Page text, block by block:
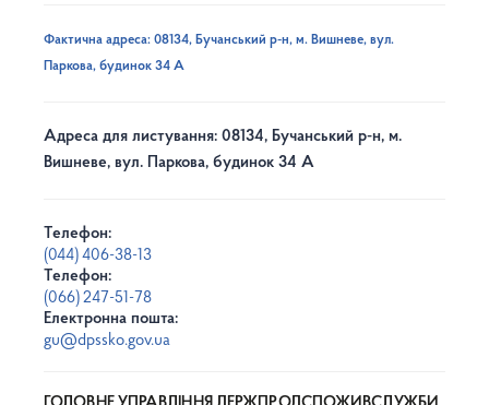
Фактична адреса: 08134, Бучанський р-н, м. Вишневе, вул.
Паркова, будинок 34 А
Адреса для листування: 08134, Бучанський р-н, м.
Вишневе, вул. Паркова, будинок 34 А
Телефон:
(044) 406-38-13
Телефон:
(066) 247-51-78
Електронна пошта:
gu@dpssko.gov.ua